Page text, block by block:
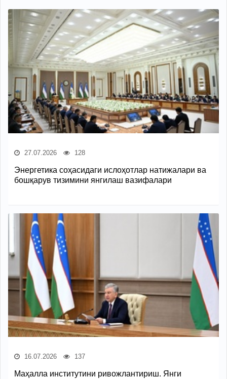
27.07.2026 128
Энергетика соҳасидаги ислоҳотлар натижалари ва
бошқарув тизимини янгилаш вазифалари
16.07.2026 137
Маҳалла институтини ривожлантириш. Янги